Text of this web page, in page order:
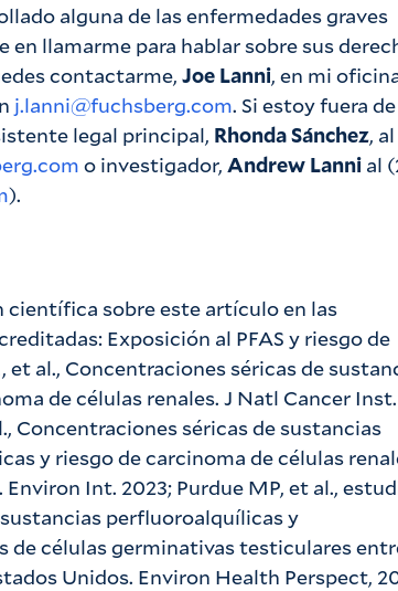
alguna de las enfermedades graves
llamarme para hablar sobre sus
contactarme,Joe Lanni, en mi
j.lanni@fuchsberg.com. Si estoy fuera
legal principal, Rhonda Sánchez, al
o investigador,Andrew Lanni al
).
científica sobre este artículo en las
Exposición al PFAS y riesgo de
et al., Concentraciones séricas de
de células renales. J Natl Cancer Inst.
Concentraciones séricas de sustancias
y riesgo de carcinoma de células
Int. 2023; Purdue MP, et al.,
perfluoroalquílicas y
células germinativas testiculares
Unidos. Environ Health Perspect,